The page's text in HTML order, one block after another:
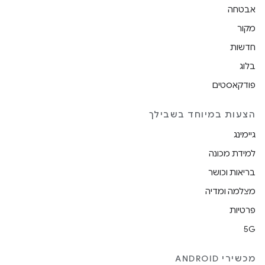
אבטחה
מקור
חדשות
בלוג
פודקאסטים
הצעות במיוחד בשבילך
גיימינג
למידת מכונה
בריאות וכושר
מצלמה ומדיה
פרטיות
5G
מכשירי ANDROID